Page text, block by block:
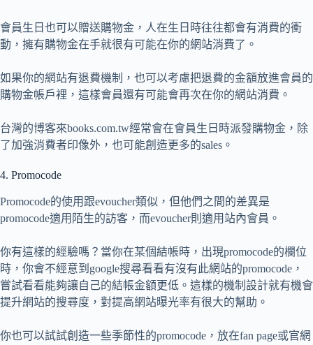
會員生日也可以贈送購物金，人在生日時往往都會有消費的衝
動，擁有購物金在手就很有可能在你的網站消費了。
如果你的網站有退費機制，也可以考慮把退費的金額放進會員的
購物金帳戶裡，這樣會員還有可能會再次在你的網站消費。
台灣的博客來books.com.tw經常會在會員生日時派發購物金，除
了加強消費者印像外，也可能創造更多的sales。
4. Promocode
Promocode的使用跟evoucher類似，但他們之間的差異是
promocode適用陌生的訪客，而evoucher則適用站內會員。
你有這樣的經驗嗎？當你在某個結帳時，出現promocode的欄位
時，你會不經意到google搜尋看看有沒有此網站的promocode，
嘗試看看能夠讓自己的結帳金額更低。這樣的機制設計就有機會
提升網站的搜尋度，對提高網站曝光率有很大的幫助。
你也可以試試創造一些季節性的promocode，放在fan page或官網